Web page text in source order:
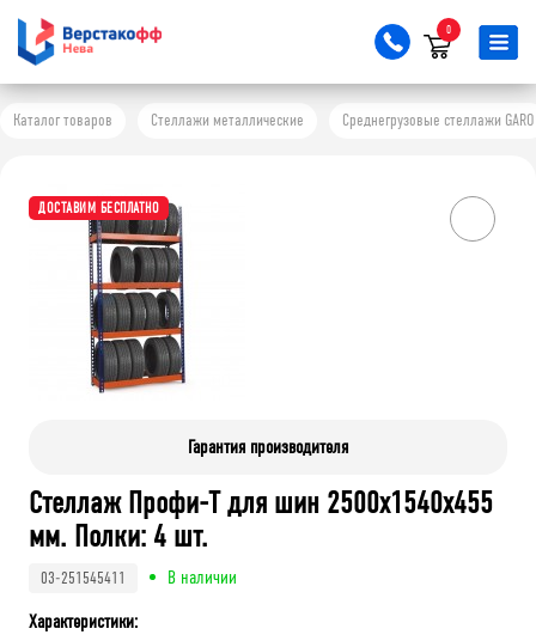
0
Каталог товаров Стеллажи металлические Среднегрузовые стеллажи GARO
ДОСТАВИМ БЕСПЛАТНО
Гарантия производителя
Стеллаж Профи-Т для шин 2500x1540x455
мм. Полки: 4 шт.
03-251545411
В наличии
Характеристики: